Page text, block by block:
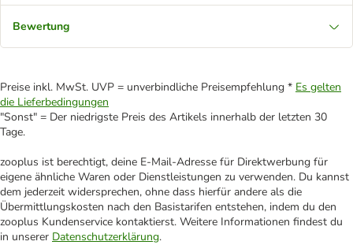
Bewertung
Preise inkl. MwSt. UVP = unverbindliche Preisempfehlung * Es gelten
die Lieferbedingungen
"Sonst" = Der niedrigste Preis des Artikels innerhalb der letzten 30
Tage.
zooplus ist berechtigt, deine E-Mail-Adresse für Direktwerbung für
eigene ähnliche Waren oder Dienstleistungen zu verwenden. Du kannst
dem jederzeit widersprechen, ohne dass hierfür andere als die
Übermittlungskosten nach den Basistarifen entstehen, indem du den
zooplus Kundenservice kontaktierst. Weitere Informationen findest du
in unserer Datenschutzerklärung.